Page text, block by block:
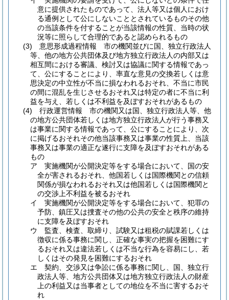
意に提供されたものであって、法人等又は個人におけ
る通例として公にしないこととされているものその他
の当該条件を付することが当該情報の性質、当時の状
況等に照らして合理的であると認められるもの
(3)
意思形成過程情報 市の機関並びに国、独立行政法人
等、他の地方公共団体及び地方独立行政法人の内部又は
相互間における審議、検討又は協議に関する情報であっ
て、公にすることにより、率直な意見の交換若しくは意
思決定の中立性が不当に損なわれるおそれ、不当に市民
の間に混乱を生じさせるおそれ又は特定の者に不当に利
益を与え、若しくは不利益を及ぼすおそれがあるもの
(4)
行政運営情報 市の機関又は国、独立行政法人等、他
の地方公共団体若しくは地方独立行政法人が行う事務又
は事業に関する情報であって、公にすることにより、次
に掲げるおそれその他当該事務又は事業の性質上、当該
事務又は事業の適正な遂行に支障を及ぼすおそれがある
もの
ア
実施機関が公開決定等をする場合において、国の安
全が害されるおそれ、他国若しくは国際機関との信頼
関係が損なわれるおそれ又は他国若しくは国際機関と
の交渉上不利益を被るおそれ
イ
実施機関が公開決定等をする場合において、犯罪の
予防、鎮圧又は捜査その他の公共の安全と秩序の維持
に支障を及ぼすおそれ
ウ
監査、検査、取締り、試験又は租税の賦課若しくは
徴収に係る事務に関し、正確な事実の把握を困難にす
るおそれ又は違法若しくは不当な行為を容易にし、若
しくはその発見を困難にするおそれ
エ
契約、交渉又は争訟に係る事務に関し、国、独立行
政法人等、地方公共団体又は地方独立行政法人の財産
上の利益又は当事者としての地位を不当に害するおそ
れ